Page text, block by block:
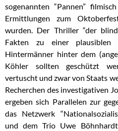
sogenannten “Pannen”
Ermittlungen zum
wurden. Der Thriller “der
Fakten zu einer plausiblen
Hintermänner hinter dem
Köhler sollten geschützt
vertuscht und zwar von Staats
Recherchen des investigativen
ergeben sich Parallelen zur
das Netzwerk
und dem Trio Uwe